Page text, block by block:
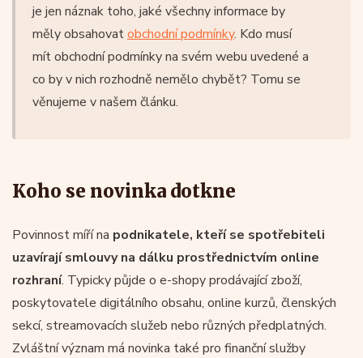
je jen náznak toho, jaké všechny informace by
měly obsahovatobchodní podmínky. Kdo musí
mít obchodní podmínky na svém webu uvedené a
co by v nich rozhodně nemělo chybět? Tomu se
věnujeme v našem článku.
Koho se novinka dotkne
Povinnost míří na podnikatele, kteří se spotřebiteli
uzavírají smlouvy na dálku prostřednictvím online
rozhraní. Typicky půjde o e-shopy prodávající zboží,
poskytovatele digitálního obsahu, online kurzů, členských
sekcí, streamovacích služeb nebo různých předplatných.
Zvláštní význam má novinka také pro finanční služby